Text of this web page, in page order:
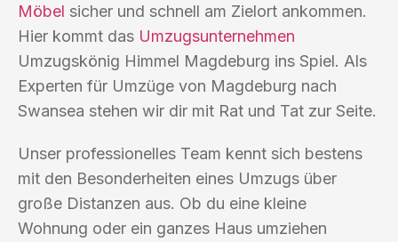
Möbel sicher und schnell am Zielort ankommen.
Hier kommt das Umzugsunternehmen
Umzugskönig Himmel Magdeburg ins Spiel. Als
Experten für Umzüge von Magdeburg nach
Swansea stehen wir dir mit Rat und Tat zur Seite.
Unser professionelles Team kennt sich bestens
mit den Besonderheiten eines Umzugs über
große Distanzen aus. Ob du eine kleine
Wohnung oder ein ganzes Haus umziehen